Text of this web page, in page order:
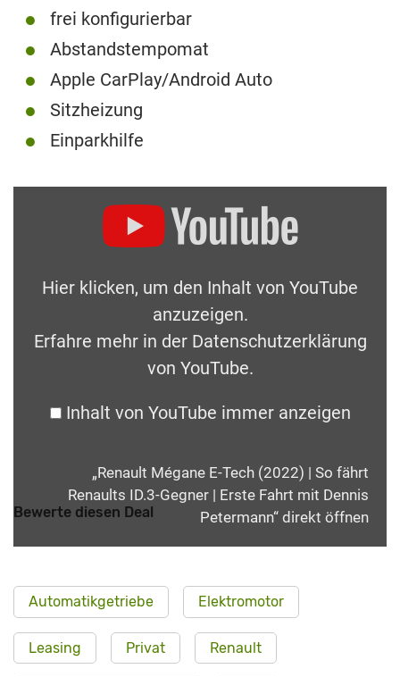
frei konfigurierbar
Abstandstempomat
Apple CarPlay/Android Auto
Sitzheizung
Einparkhilfe
Hier klicken, um den Inhalt von YouTube
anzuzeigen.
Erfahre mehr in der Datenschutzerklärung
von YouTube.
Inhalt von YouTube immer anzeigen
„Renault Mégane E-Tech (2022) | So fährt
Renaults ID.3-Gegner | Erste Fahrt mit Dennis
Petermann“ direkt öffnen
Bewerte diesen Deal
Automatikgetriebe Elektromotor
Leasing Privat Renault